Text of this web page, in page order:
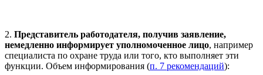
2. Представитель работодателя, получив заявление,
немедленно информирует уполномоченное лицо, например
специалиста по охране труда или того, кто выполняет эти
функции. Объем информирования (п. 7 рекомендаций):